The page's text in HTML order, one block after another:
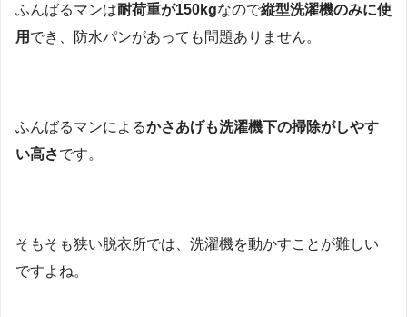
ふんばるマンは耐荷重が150kgなので縦型洗濯機のみに使
用 でき、防水パンがあっても問題ありません。
ふんばるマンによるかさあげも洗濯機下の掃除がしやす
い高さです。
そもそも狭い脱衣所では、洗濯機を動かすことが難しい
ですよね。